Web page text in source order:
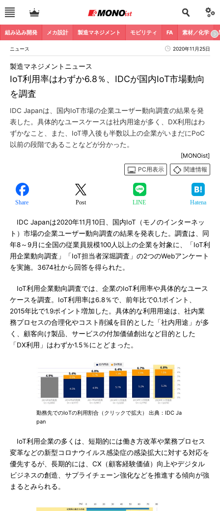
組み込み開発 メカ設計 製造マネジメント モビリティ FA 素材／化学
ニュース 2020年11月25日
IoT利用率はわずか6.8％、IDCが国内IoT市場動向
を調査
製造マネジメントニュース
IDC Japanは、国内IoT市場の企業ユーザー動向調査の結果を発
表した。具体的なユースケースは社内用途が多く、DX利用はわ
ずかなこと、また、IoT導入後も半数以上の企業がいまだにPoC
以前の段階であることなどが分かった。
[MONOist]
PC用表示
関連情報
Share Post LINE Hatena
IDC Japanは2020年11月10日、国内IoT（モノのインターネッ
ト）市場の企業ユーザー動向調査の結果を発表した。調査は、同
年8～9月に全国の従業員規模100人以上の企業を対象に、「IoT利
用企業動向調査」「IoT担当者深堀調査」の2つのWebアンケート
を実施。3674社から回答を得られた。
IoT利用企業動向調査では、企業のIoT利用率や具体的なユース
ケースを調査。IoT利用率は6.8％で、前年比で0.1ポイント、
2015年比で1.9ポイント増加した。具体的な利用用途は、社内業
務プロセスの合理化やコスト削減を目的とした「社内用途」が多
く、顧客向け製品、サービスの付加価値創出など目的とした
「DX利用」はわずか1.5％にとどまった。
勤務先でのIoTの利用割合（クリックで拡大） 出典：IDC Ja
pan
IoT利用企業の多くは、短期的には働き方改革や業務プロセス
変革などの新型コロナウイルス感染症の感染拡大に対する対応を
優先するが、長期的には、CX（顧客経験価値）向上やデジタル
ビジネスの創造、サプライチェーン強化などを推進する傾向が強
まるとみられる。